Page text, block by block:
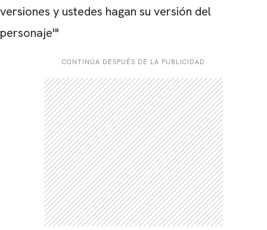
versiones y ustedes hagan su versión del
personaje'"
CONTINÚA DESPUÉS DE LA PUBLICIDAD